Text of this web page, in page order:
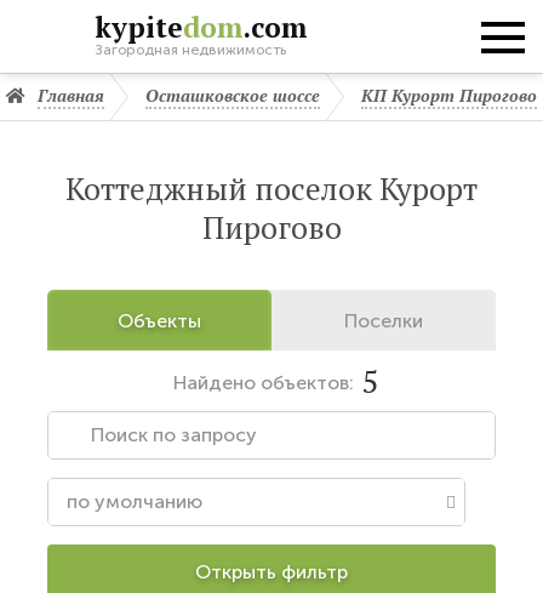
kypitedom.com
Загородная недвижимость
Главная Осташковское шоссе КП Курорт Пирогово
Коттеджный поселок Курорт
Пирогово
Объекты Поселки
Найденообъектов: 5
Открыть фильтр